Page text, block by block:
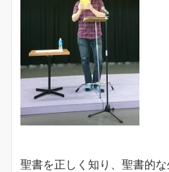
聖書を正しく知り、聖書的